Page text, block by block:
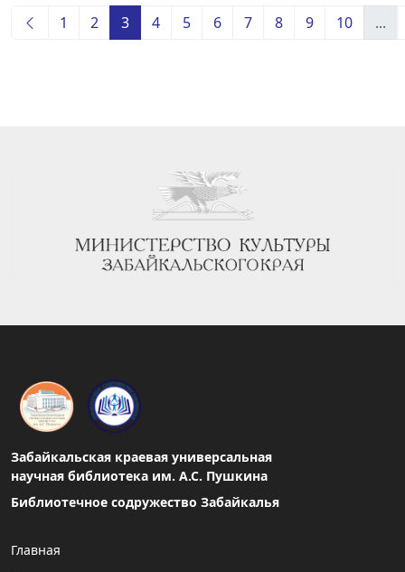
1 2 3 4 5 6 7 8 9 10 ...
Забайкальская краевая универсальная
научная библиотека им. А.С. Пушкина
Библиотечное содружество Забайкалья
Главная